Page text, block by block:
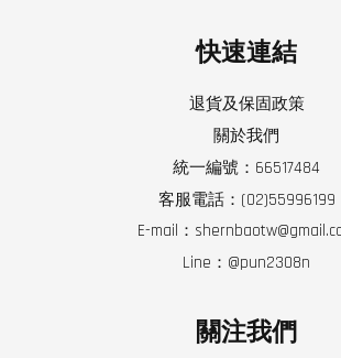
快速連結
退貨及保固政策
關於我們
統一編號：66517484
客服電話：(02)55996199
E-mail：
Line：@pun2308n
關注我們